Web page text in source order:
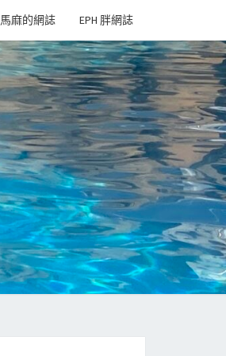
馬麻的網誌 EPH 胖網誌